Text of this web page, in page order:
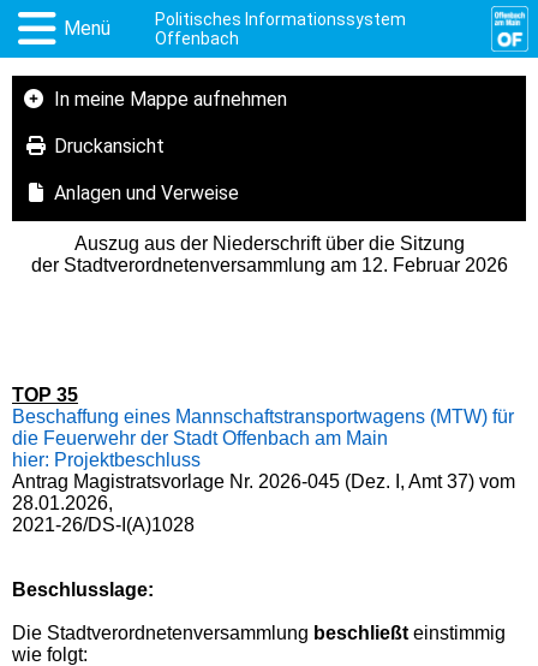
Menü
Politisches Informationssystem
Offenbach
In meine Mappe aufnehmen
Druckansicht
Anlagen und Verweise
Auszug aus der Niederschrift über die Sitzung
der Stadtverordnetenversammlung am 12. Februar 2026
TOP 35
Beschaffung eines Mannschaftstransportwagens (MTW) für
die Feuerwehr der Stadt Offenbach am Main
hier: Projektbeschluss
Antrag Magistratsvorlage Nr. 2026-045 (Dez. I, Amt 37) vom
28.01.2026,
2021-26/DS-I(A)1028
Beschlusslage:
Die Stadtverordnetenversammlung beschließt einstimmig
wie folgt: